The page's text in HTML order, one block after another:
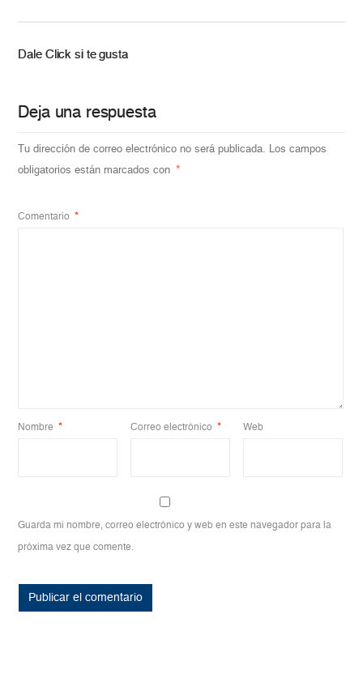
Dale Click si te gusta
Deja una respuesta
Tu dirección de correo electrónico no será publicada. Los campos
obligatorios están marcados con *
Comentario *
Nombre * Correo electrónico * Web
Guarda mi nombre, correo electrónico y web en este navegador para la
próxima vez que comente.